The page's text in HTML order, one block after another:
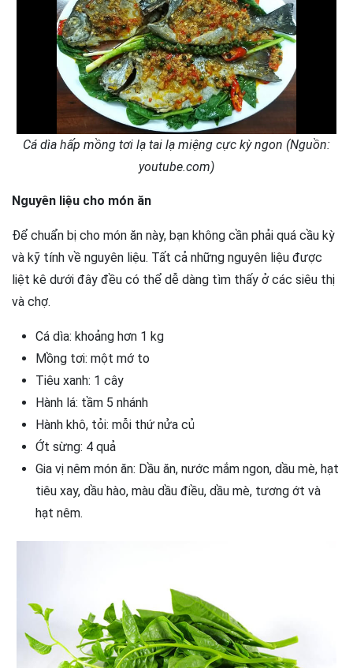
Cá dìa hấp mồng tơi lạ tai lạ miệng cực kỳ ngon (Nguồn:
youtube.com)
Nguyên liệu cho món ăn
Để chuẩn bị cho món ăn này, bạn không cần phải quá cầu kỳ
và kỹ tính về nguyên liệu. Tất cả những nguyên liệu được
liệt kê dưới đây đều có thể dễ dàng tìm thấy ở các siêu thị
và chợ.
Cá dìa: khoảng hơn 1 kg
Mồng tơi: một mớ to
Tiêu xanh: 1 cây
Hành lá: tầm 5 nhánh
Hành khô, tỏi: mỗi thứ nửa củ
Ớt sừng: 4 quả
Gia vị nêm món ăn: Dầu ăn, nước mắm ngon, dầu mè, hạt
tiêu xay, dầu hào, màu dầu điều, dầu mè, tương ớt và
hạt nêm.